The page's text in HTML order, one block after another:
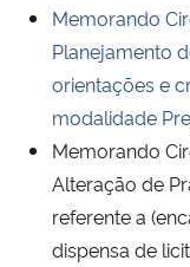
Memorando
Planejamento
orientações e
modalidade
Memorando
Alteração de
referente a
dispensa de